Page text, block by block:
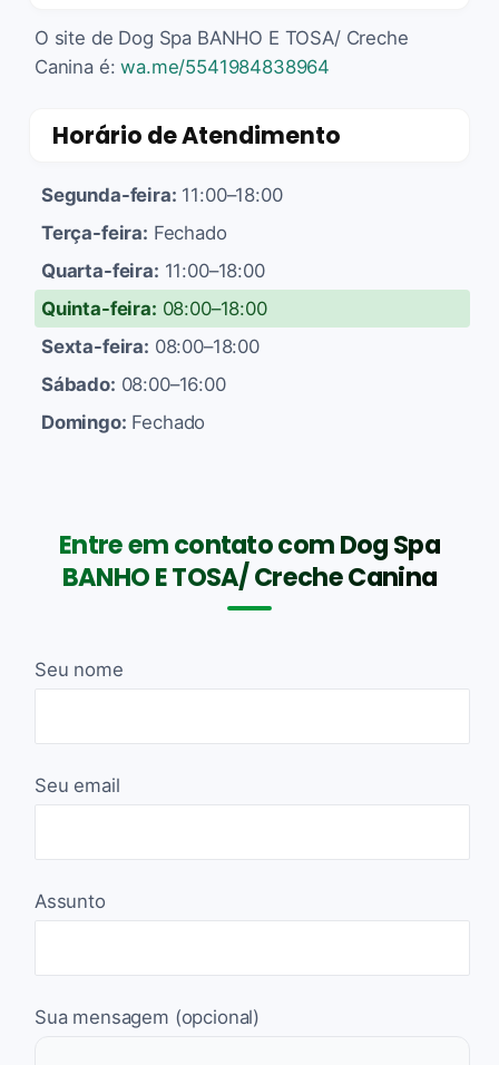
O site de Dog Spa BANHO E TOSA/ Creche
Canina é:wa.me/5541984838964
Horário de Atendimento
Segunda-feira: 11:00–18:00
Terça-feira: Fechado
Quarta-feira: 11:00–18:00
Quinta-feira: 08:00–18:00
Sexta-feira: 08:00–18:00
Sábado: 08:00–16:00
Domingo: Fechado
Entre em contato com Dog Spa
BANHO E TOSA/ Creche Canina
Seu nome
Seu email
Assunto
Sua mensagem (opcional)